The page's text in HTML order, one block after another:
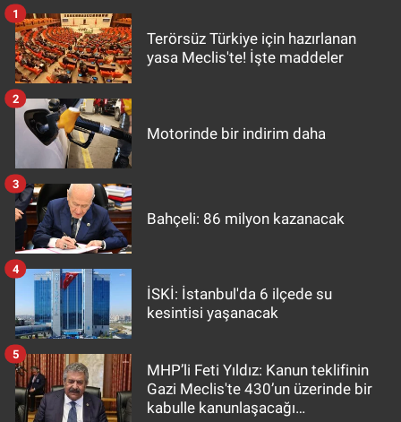
Terörsüz Türkiye için hazırlanan
yasa Meclis'te! İşte maddeler
1
Motorinde bir indirim daha
2
Bahçeli: 86 milyon kazanacak
3
İSKİ: İstanbul'da 6 ilçede su
kesintisi yaşanacak
4
MHP’li Feti Yıldız: Kanun teklifinin
Gazi Meclis'te 430’un üzerinde bir
kabulle kanunlaşacağı
5